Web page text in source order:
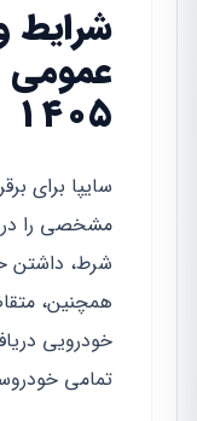
عمومی
۱۴۰۵
سایپا برای
مشخصی را در
خودرویی
تمامی